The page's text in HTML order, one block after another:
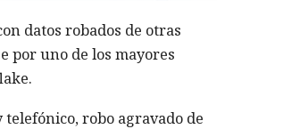
datos robados de otras
por uno de los mayores
robo agravado de